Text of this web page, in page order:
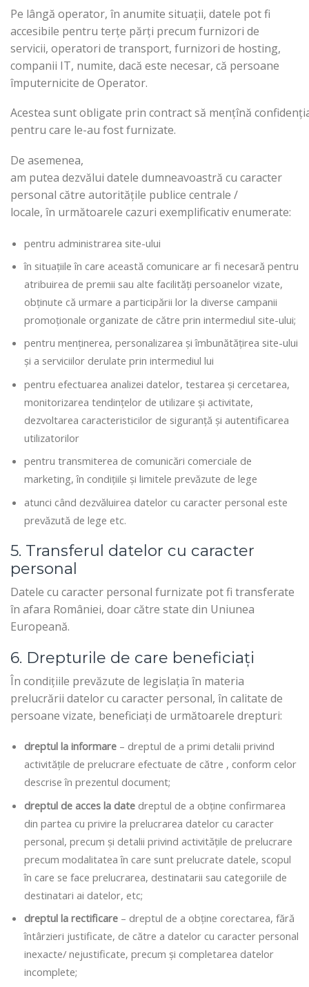
Pe lângă operator, în anumite situații, datele pot fi
accesibile pentru terțe părți precum furnizori de
servicii, operatori de transport, furnizori de hosting,
companii IT, numite, dacă este necesar, că persoane
împuternicite de Operator.
Acestea sunt obligate prin contract să mențînă
pentru care le-au fost furnizate.
De asemenea,
am putea dezvălui datele dumneavoastră cu caracter
personal către autoritățile publice centrale /
locale, în următoarele cazuri exemplificativ enumerate:
pentru administrarea site-ului
în situațiile în care această comunicare ar fi necesară pentru
atribuirea de premii sau alte facilități persoanelor vizate,
obținute că urmare a participării lor la diverse campanii
promoționale organizate de către prin intermediul site-ului;
pentru menținerea, personalizarea și îmbunătățirea site-ului
și a serviciilor derulate prin intermediul lui
pentru efectuarea analizei datelor, testarea și cercetarea,
monitorizarea tendințelor de utilizare și activitate,
dezvoltarea caracteristicilor de siguranță și autentificarea
utilizatorilor
pentru transmiterea de comunicări comerciale de
marketing, în condițiile și limitele prevăzute de lege
atunci când dezvăluirea datelor cu caracter personal este
prevăzută de lege etc.
5. Transferul datelor cu caracter
personal
Datele cu caracter personal furnizate pot fi transferate
în afara României, doar către state din Uniunea
Europeană.
6. Drepturile de care beneficiați
În condițiile prevăzute de legislația în materia
prelucrării datelor cu caracter personal, în calitate de
persoane vizate, beneficiați de următoarele drepturi:
dreptul la informare – dreptul de a primi detalii privind
activitățile de prelucrare efectuate de către , conform celor
descrise în prezentul document;
dreptul de acces la date dreptul de a obține confirmarea
din partea cu privire la prelucrarea datelor cu caracter
personal, precum și detalii privind activitățile de prelucrare
precum modalitatea în care sunt prelucrate datele, scopul
în care se face prelucrarea, destinatarii sau categoriile de
destinatari ai datelor, etc;
dreptul la rectificare – dreptul de a obține corectarea, fără
întârzieri justificate, de către a datelor cu caracter personal
inexacte/ nejustificate, precum și completarea datelor
incomplete;